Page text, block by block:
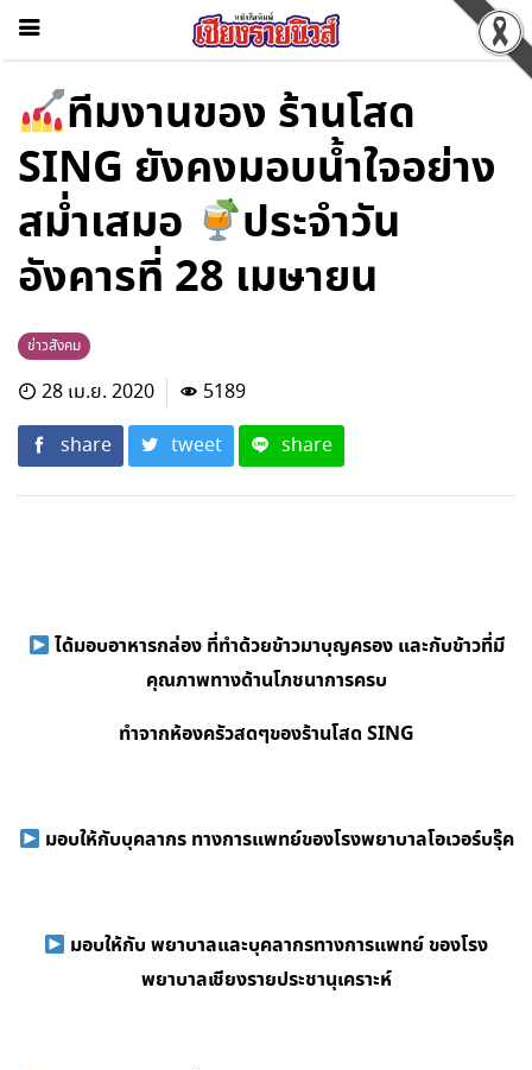
ทีมงานของ ร้านโสด
SING ยังคงมอบน้ำใจอย่าง
สม่ำเสมอ
ประจำวัน
อังคารที่ 28 เมษายน
ข่าวสังคม
28 เม.ย. 2020
5189
share
tweet share
ได้มอบอาหารกล่อง ที่ทำด้วยข้าวมาบุญครอง และกับข้าวที่มี
คุณภาพทางด้านโภชนาการครบ
ทำจากห้องครัวสดๆของร้านโสด SING
มอบให้กับบุคลากร ทางการแพทย์ของโรงพยาบาลโอเวอร์บรุ๊ค
มอบให้กับ พยาบาลและบุคลากรทางการแพทย์ ของโรง
พยาบาลเชียงรายประชานุเคราะห์